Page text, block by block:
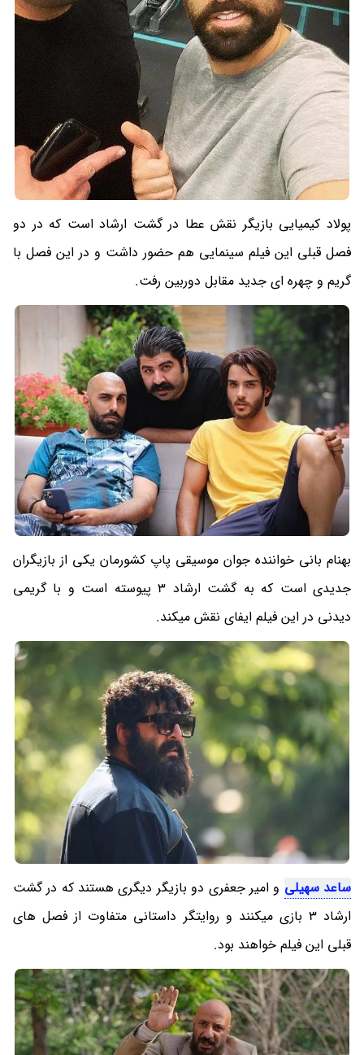
پولاد کیمیایی بازیگر نقش عطا در گشت ارشاد است که در دو
فصل قبلی این فیلم سینمایی هم حضور داشت و در این فصل با
گریم و چهره ای جدید مقابل دوربین رفت.
بهنام بانی خواننده جوان موسیقی پاپ کشورمان یکی از بازیگران
جدیدی است که به گشت ارشاد 3 پیوسته است و با گریمی
دیدنی در این فیلم ایفای نقش میکند.
ساعد سهیلی و امیر جعفری دو بازیگر دیگری هستند که در گشت
ارشاد 3 بازی میکنند و روایتگر داستانی متفاوت از فصل های
قبلی این فیلم خواهند بود.